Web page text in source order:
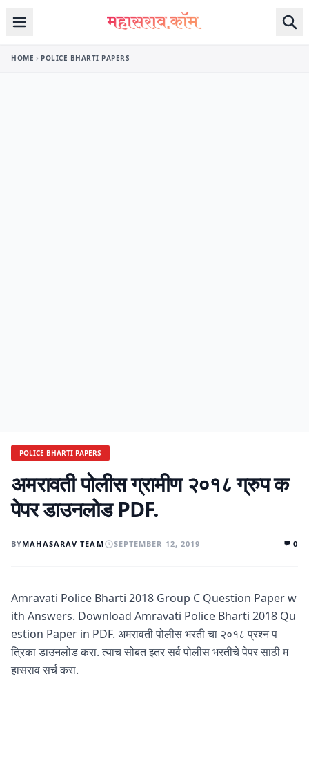
Skip to content
HOME POLICE BHARTI PAPERS
POLICE BHARTI PAPERS
अमरावती पोलीस ग्रामीण २०१८ ग्रुप क
पेपर डाउनलोड PDF.
BYMAHASARAV TEAM SEPTEMBER 12, 2019 0
Amravati Police Bharti 2018 Group C Question Paper w
ith Answers. Download Amravati Police Bharti 2018 Qu
estion Paper in PDF. अमरावती पोलीस भरती चा २०१८ प्रश्न प
त्रिका डाउनलोड करा. त्याच सोबत इतर सर्व पोलीस भरतीचे पेपर साठी म
हासराव सर्च करा.